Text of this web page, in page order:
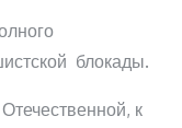
блокады.
к